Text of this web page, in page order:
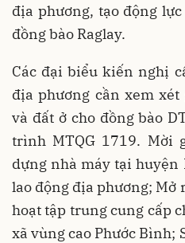
địa phương, tạo động
đồng bào Raglay.
Các đại biểu kiến nghị
địa phương cần xem
và đất ở cho đồng bào
trình MTQG 1719. Mời
dựng nhà máy tại huyện
lao động địa phương; Mở
hoạt tập trung cung cấp
xã vùng cao Phước Bình;